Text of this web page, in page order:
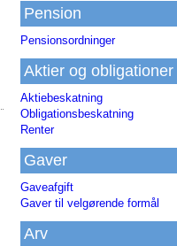
Pension
Pensionsordninger
Aktier og obligationer
Aktiebeskatning
Obligationsbeskatning
Renter
Gaver
Gaveafgift
Gaver til velgørende formål
Arv